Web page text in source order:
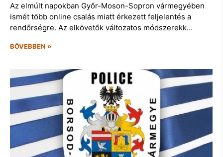
Az elmúlt napokban Győr-Moson-Sopron vármegyében
ismét több online csalás miatt érkezett feljelentés a
rendőrségre. Az elkövetők változatos módszerekk…
BŐVEBBEN »